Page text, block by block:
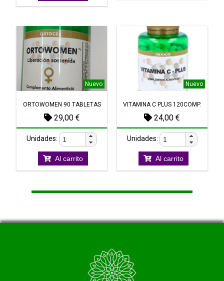
Nuevo
ORTOWOMEN 90 TABLETAS
29,00 €
Unidades:
Al carrito
Nuevo
VITAMINA C PLUS 120COMP.
24,00 €
Unidades:
Al carrito